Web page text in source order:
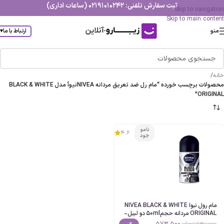
Skip to navigation
Skip to main content
ثبت سفارش تلفنی: 02191010242 (ساعات اداری)
منو ارتباط با ما▾
خانه/
محصولات برچسب خورده “مام رل ضد تعریق مردانه NIVEAنیوآ مدل BLACK & WHITE
ORIGINAL”
نامو
جود
4.6
مام رول نیوا NIVEA BLACK & WHITE
ORIGINAL مردانه حجم50ml دو لیبل-
اصل